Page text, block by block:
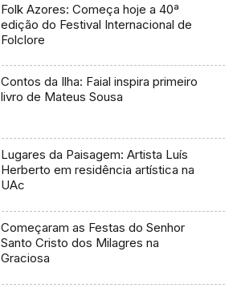
Folk Azores: Começa hoje a 40ª
edição do Festival Internacional de
Folclore
Contos da Ilha: Faial inspira primeiro
livro de Mateus Sousa
Lugares da Paisagem: Artista Luís
Herberto em residência artística na
UAc
Começaram as Festas do Senhor
Santo Cristo dos Milagres na
Graciosa